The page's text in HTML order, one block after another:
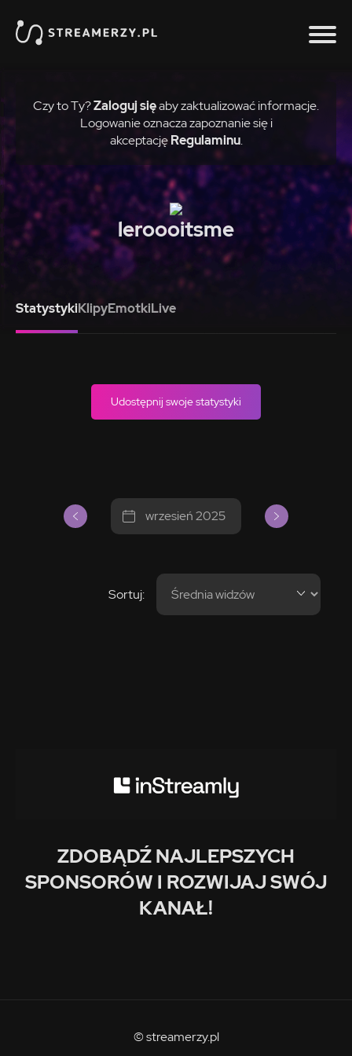
Czy to Ty?Zaloguj sięaby zaktualizować informacje.
Logowanie oznacza zapoznanie się i
akceptację Regulaminu.
leroooitsme
StatystykiKlipyEmotkiLive
Udostępnij swoje statystyki
wrzesień 2025
Sortuj:
ZDOBĄDŹ NAJLEPSZYCH
SPONSORÓW I ROZWIJAJ SWÓJ
KANAŁ!
© streamerzy.pl